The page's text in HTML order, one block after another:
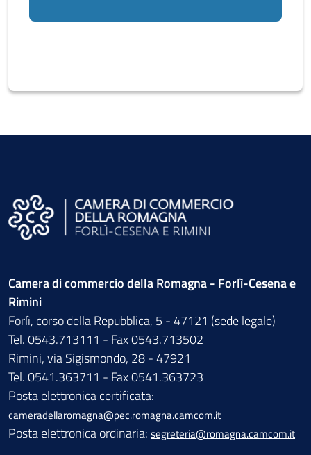
Camera di commercio della Romagna - Forlì-Cesena e
Rimini
Forlì, corso della Repubblica, 5 - 47121 (sede legale)
Tel. 0543.713111 - Fax 0543.713502
Rimini, via Sigismondo, 28 - 47921
Tel. 0541.363711 - Fax 0541.363723
Posta elettronica certificata:
cameradellaromagna@pec.romagna.camcom.it
Posta elettronica ordinaria: segreteria@romagna.camcom.it